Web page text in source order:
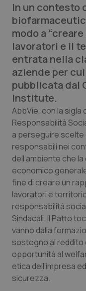
Lettere al
Edizioni
QS Pro
Professionisti
Abruzzo
Basilicata
Calabria
Campania
Emilia-
Friuli Venezia
Lazio
QS Pro Gold
Artrite &
Asma & BPCO
Car-T
Colesterolo
Dermatite
Diabete &
QS Club
In un contesto
modo a
lavoratori e il
entrata nella
aziende per
pubblicata dal
Institute.
AbbVie, con la sigla
Responsabilità
a perseguire
responsabili nei
dell’ambiente che
economico
fine di creare un
lavoratori e
responsabilità
Sindacali. Il Patto
vanno dalla
sostegno al reddito
opportunità al
etica dell’impresa
sicurezza.